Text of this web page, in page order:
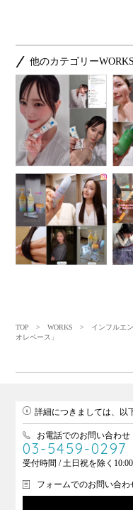
他のカテゴリー
TOP
>WORKS
> インフルエン
オレベース」
詳細につきましては、以
お電話でのお問い合わせ
03-5459-0297
受付時間 / 土日祝を除く
フォームでのお問い合わ